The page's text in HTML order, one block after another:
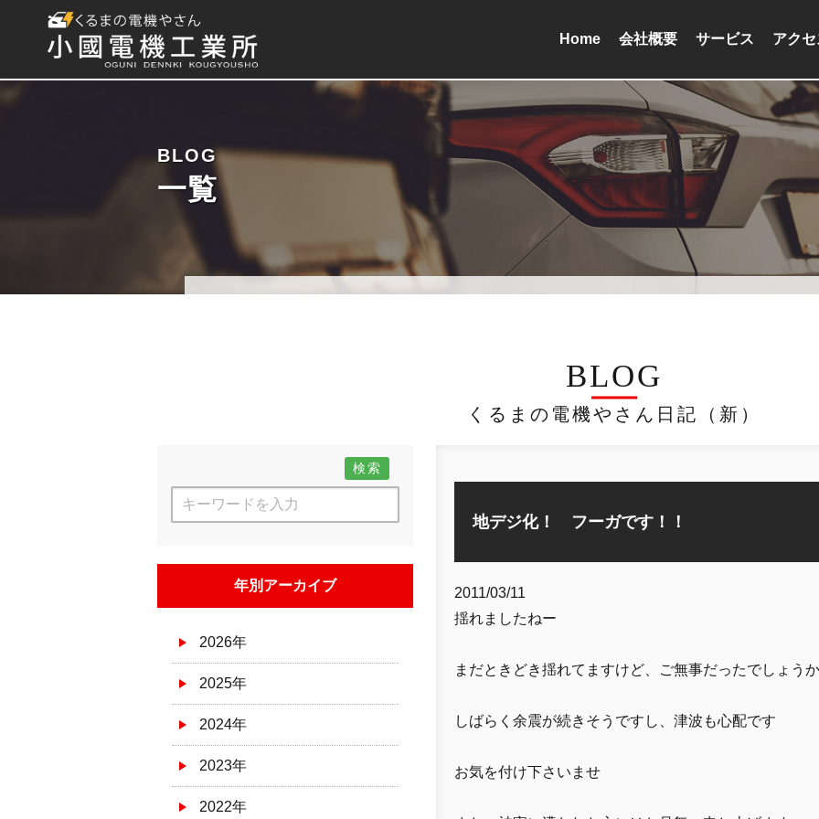
Home 会社概要 サービス アク
BLOG
一覧
BLOG
くるまの電機やさん日記（新）
検索
年別アーカイブ
2026年
2025年
2024年
2023年
2022年
地デジ化！ フーガです！！
2011/03/11
揺れましたねー
まだときどき揺れてますけど、ご無事だったでしょうか
しばらく余震が続きそうですし、津波も心配です
お気を付け下さいませ